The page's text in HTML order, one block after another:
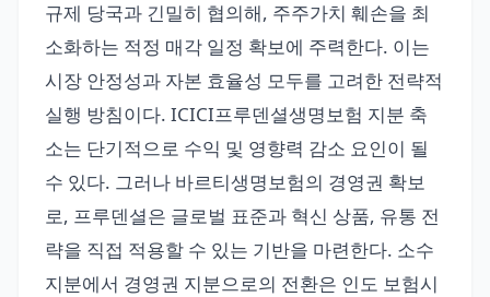
규제 당국과 긴밀히 협의해, 주주가치 훼손을 최
소화하는 적정 매각 일정 확보에 주력한다. 이는
시장 안정성과 자본 효율성 모두를 고려한 전략적
실행 방침이다. ICICI프루덴셜생명보험 지분 축
소는 단기적으로 수익 및 영향력 감소 요인이 될
수 있다. 그러나 바르티생명보험의 경영권 확보
로, 프루덴셜은 글로벌 표준과 혁신 상품, 유통 전
략을 직접 적용할 수 있는 기반을 마련한다. 소수
지분에서 경영권 지분으로의 전환은 인도 보험시